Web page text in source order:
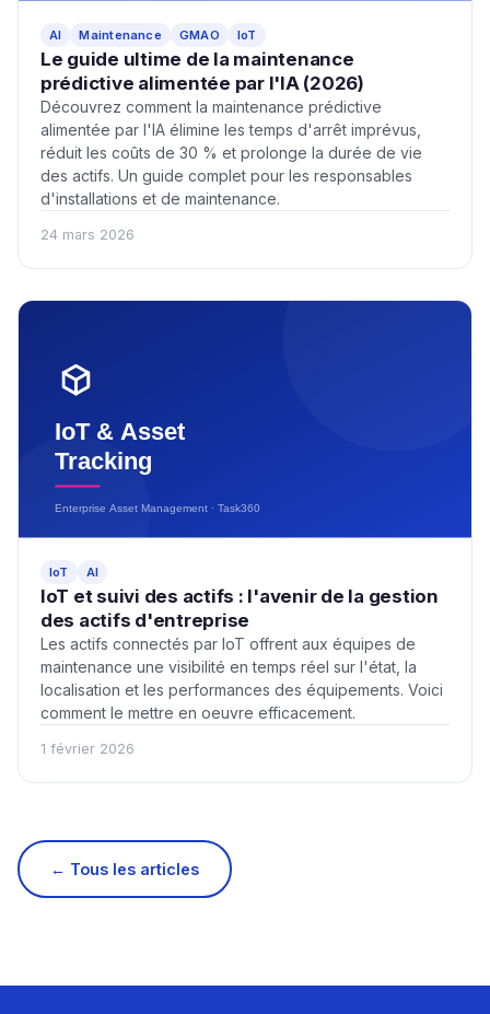
AI Maintenance GMAO IoT
Le guide ultime de la maintenance
prédictive alimentée par l'IA (2026)
Découvrez comment la maintenance prédictive
alimentée par l'IA élimine les temps d'arrêt imprévus,
réduit les coûts de 30 % et prolonge la durée de vie
des actifs. Un guide complet pour les responsables
d'installations et de maintenance.
24 mars 2026
IoT AI
IoT et suivi des actifs : l'avenir de la gestion
des actifs d'entreprise
Les actifs connectés par IoT offrent aux équipes de
maintenance une visibilité en temps réel sur l'état, la
localisation et les performances des équipements. Voici
comment le mettre en oeuvre efficacement.
1 février 2026
← Tous les articles